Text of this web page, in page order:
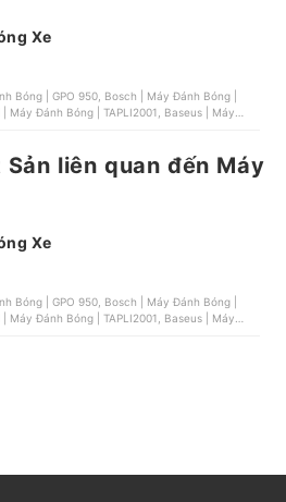
Xe
Đánh Bóng | TAPLI2001, Baseus | Máy
liên quan đến Máy
Xe
Đánh Bóng | TAPLI2001, Baseus | Máy